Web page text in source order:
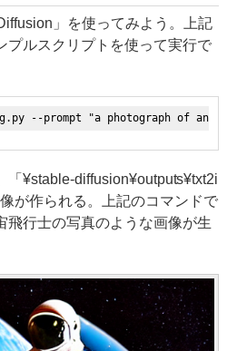
」を使ってみよう。上記
プルスクリプトを使って実行で
--prompt "a photograph of an
¥stable-diffusion¥outputs¥txt2i
が作られる。上記のコマンドで
飛行士の写真のような画像が生